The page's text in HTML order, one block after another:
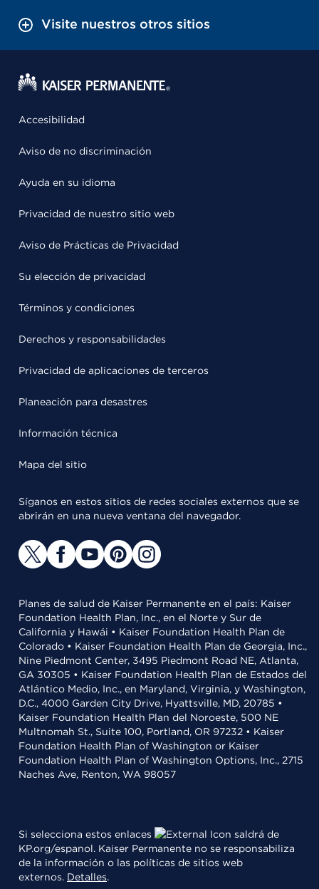
Visite nuestros otros sitios
Accesibilidad
Aviso de no discriminación
Ayuda en su idioma
Privacidad de nuestro sitio web
Aviso de Prácticas de Privacidad
Su elección de privacidad
Términos y condiciones
Derechos y responsabilidades
Privacidad de aplicaciones de terceros
Planeación para desastres
Información técnica
Mapa del sitio
Síganos en estos sitios de redes sociales externos que se
abrirán en una nueva ventana del navegador.
Planes de salud de Kaiser Permanente en el país: Kaiser
Foundation Health Plan, Inc., en el Norte y Sur de
California y Hawái • Kaiser Foundation Health Plan de
Colorado • Kaiser Foundation Health Plan de Georgia, Inc.,
Nine Piedmont Center, 3495 Piedmont Road NE, Atlanta,
GA 30305 • Kaiser Foundation Health Plan de Estados del
Atlántico Medio, Inc., en Maryland, Virginia, y Washington,
D.C., 4000 Garden City Drive, Hyattsville, MD, 20785 •
Kaiser Foundation Health Plan del Noroeste, 500 NE
Multnomah St., Suite 100, Portland, OR 97232 • Kaiser
Foundation Health Plan of Washington or Kaiser
Foundation Health Plan of Washington Options, Inc., 2715
Naches Ave, Renton, WA 98057
Si selecciona estos enlaces
saldrá de
KP.org/espanol. Kaiser Permanente no se responsabiliza
de la información o las políticas de sitios web
externos. Detalles.